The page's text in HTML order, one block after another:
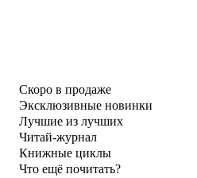
Скоро в продаже
Эксклюзивные новинки
Лучшие из лучших
Читай-журнал
Книжные циклы
Что ещё почитать?